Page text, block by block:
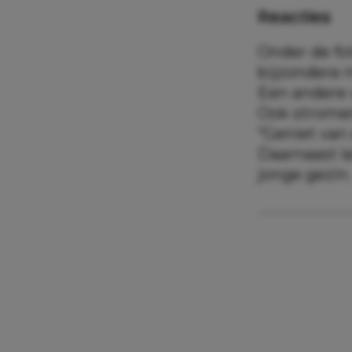
Reacties
Onder de
bijzondere
Een
Ook
“Geniet
Daarnaast
jonge gezin.